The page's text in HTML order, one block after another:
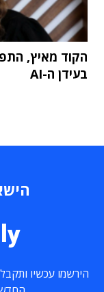
הקוד מאיץ,
בעידן ה-AI
הירשמו עכשיו